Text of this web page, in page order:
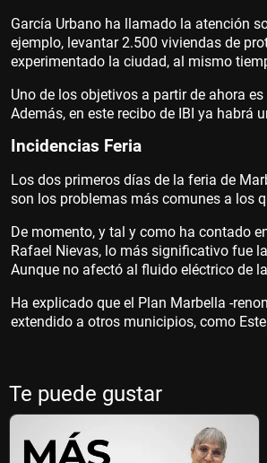
García Urbano ha llamado la atención
ejemplo, levantar 2.500 viviendas de
experimentado la ciudad, al mismo
Uno de los objetivos a partir de ahora
Además, en este recibo de IBI ya habrá
Incidencias Feria
Los dos primeros días de la feria de
son los problemas más comunes a los
De momento, y tal y como ha contado
Rafael Nievas, lo más significativo fue
Aunque no afectó al fluido eléctrico de
Ha explicado que el Plan Marbella -
extendido a otros municipios, como
Te puede gustar